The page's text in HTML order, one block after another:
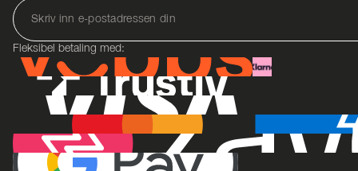
Fleksibel betaling med: